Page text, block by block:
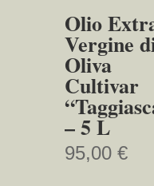
Olio
Vergine
Oliva
Cultivar
– 5 L
95,00 €